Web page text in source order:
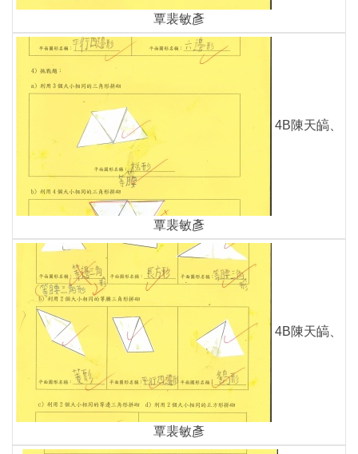
覃裴敏彥
4B陳天皜、
覃裴敏彥
4B陳天皜、
覃裴敏彥